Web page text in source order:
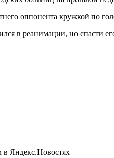
оппонента кружкой по
в реанимации, но спасти
Яндекс.Новостях